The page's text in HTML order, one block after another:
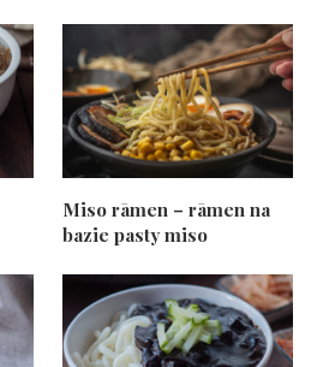
Miso rāmen – rāmen na
bazie pasty miso